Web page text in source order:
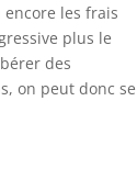
les frais
plus le
des
on peut donc se